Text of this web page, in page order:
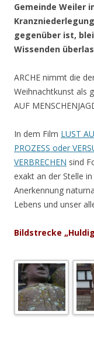
Gemeinde Weiler
gegenüber ist,
Wissenden
ARCHE nimmt die
Weihnachtkunst als
AUF
In dem Film LUST
PROZESS oder
VERBRECHEN sind
exakt an der Stelle
Anerkennung
Lebens und unser
Bildstrecke